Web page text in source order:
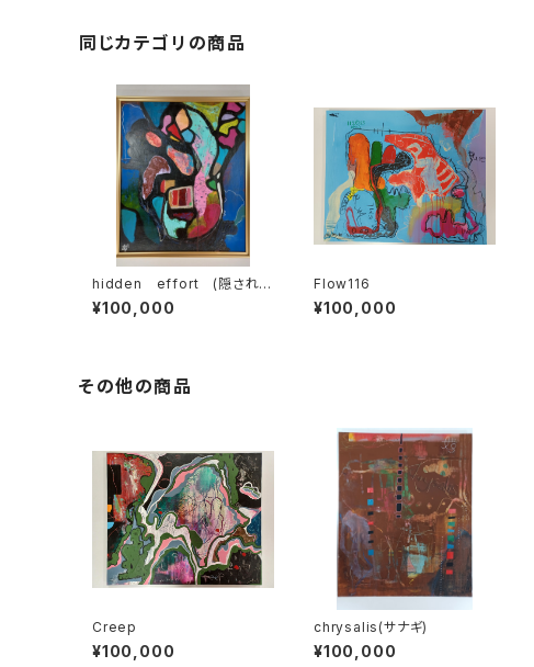
同じカテゴリの商品
hidden effort (隠された
努力)
¥100,000
Flow116
¥100,000
その他の商品
Creep
¥100,000
chrysalis(サナギ)
¥100,000